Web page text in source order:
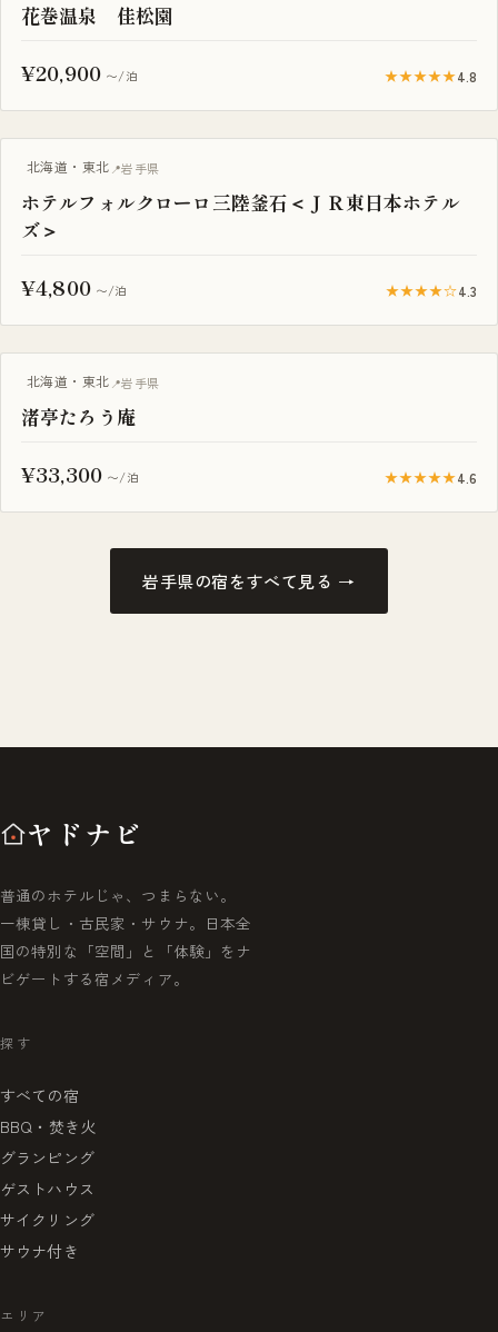
花巻温泉 佳松園
¥20,900 〜/泊 ★★★★★4.8
露天風呂付き客室
北海道・東北 岩手県
ホテルフォルクローロ三陸釜石＜ＪＲ東日本ホテル
ズ＞
¥4,800 〜/泊 ★★★★☆4.3
露天風呂付き客室
北海道・東北 岩手県
渚亭たろう庵
¥33,300 〜/泊 ★★★★★4.6
岩手県の宿をすべて見る →
ヤドナビ
普通のホテルじゃ、つまらない。
一棟貸し・古民家・サウナ。日本全
国の特別な「空間」と「体験」をナ
ビゲートする宿メディア。
探す
すべての宿
BBQ・焚き火
グランピング
ゲストハウス
サイクリング
サウナ付き
エリア